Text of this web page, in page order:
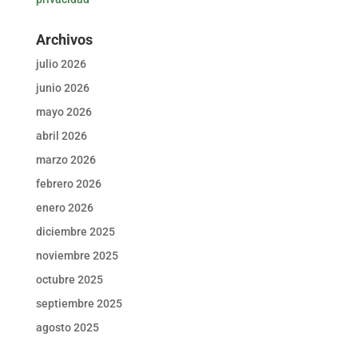
Archivos
julio 2026
junio 2026
mayo 2026
abril 2026
marzo 2026
febrero 2026
enero 2026
diciembre 2025
noviembre 2025
octubre 2025
septiembre 2025
agosto 2025